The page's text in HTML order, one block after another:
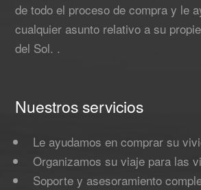
de todo el proceso de compra y le
cualquier asunto relativo a su
del Sol. .
Nuestros servicios
Le ayudamos en comprar su
Organizamos su viaje para las
Soporte y asesoramiento